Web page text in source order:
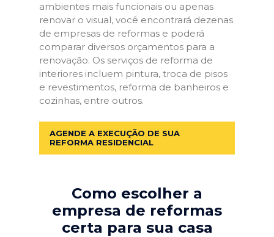
ambientes mais funcionais ou apenas
renovar o visual, você encontrará dezenas
de empresas de reformas e poderá
comparar diversos orçamentos para a
renovação. Os serviços de reforma de
interiores incluem pintura, troca de pisos
e revestimentos, reforma de banheiros e
cozinhas, entre outros.
AGENDE A EXECUÇÃO DE SUA
REFORMA RESIDENCIAL
Como escolher a
empresa de reformas
certa para sua casa